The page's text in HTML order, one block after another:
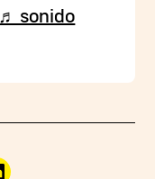
♬ sonido